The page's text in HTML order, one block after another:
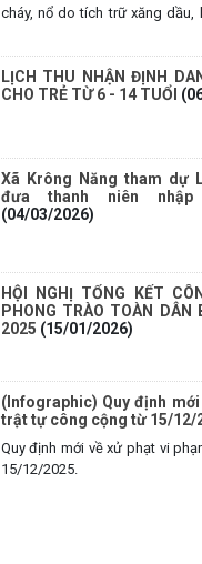
cháy, nổ do tích trữ xăng
LỊCH THU NHẬN ĐỊNH
CHO TRẺ TỪ 6 - 14 TUỔI
Xã Krông Năng tham dự
đưa thanh niên
(04/03/2026)
HỘI NGHỊ TỔNG KẾT
PHONG TRÀO TOÀN DÂN
2025 (15/01/2026)
(Infographic) Quy định
trật tự công cộng từ 15/12/
Quy định mới về xử phạt vi
15/12/2025.